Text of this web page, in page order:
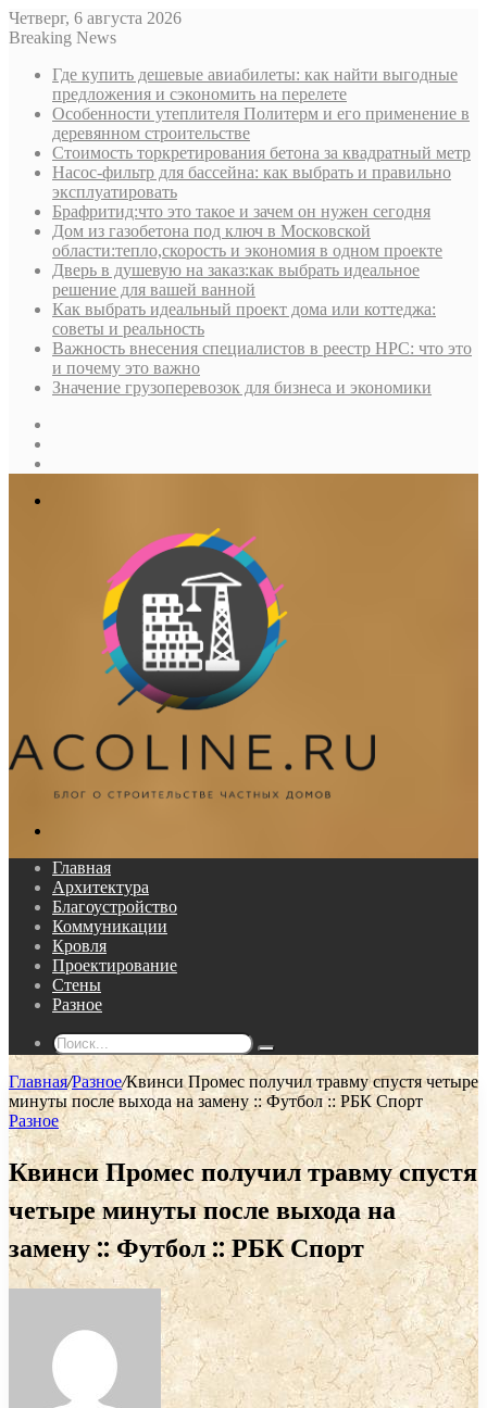
Четверг, 6 августа 2026
Breaking News
Где купить дешевые авиабилеты: как найти выгодные
предложения и сэкономить на перелете
Особенности утеплителя Политерм и его применение в
деревянном строительстве
Стоимость торкретирования бетона за квадратный метр
Насос-фильтр для бассейна: как выбрать и правильно
эксплуатировать
Брафритид:что это такое и зачем он нужен сегодня
Дом из газобетона под ключ в Московской
области:тепло,скорость и экономия в одном проекте
Дверь в душевую на заказ:как выбрать идеальное
решение для вашей ванной
Как выбрать идеальный проект дома или коттеджа:
советы и реальность
Важность внесения специалистов в реестр НРС: что это
и почему это важно
Значение грузоперевозок для бизнеса и экономики
Главная
Архитектура
Благоустройство
Коммуникации
Кровля
Проектирование
Стены
Разное
Поиск...
Главная/Разное/Квинси Промес получил травму спустя четыре
минуты после выхода на замену :: Футбол :: РБК Спорт
Разное
Квинси Промес получил травму спустя
четыре минуты после выхода на
замену :: Футбол :: РБК Спорт